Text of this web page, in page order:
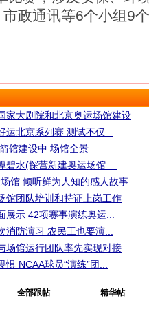
政通讯等6个小组9
家大剧院和北京奥运场馆建设
运北京系列赛 测试不仅...
馆建设中 场馆全景
碧水(探营新建奥运场馆 ...
馆 倾听鲜为人知的感人故事
馆团队培训和持证上岗工作
展示 42项赛事演练奥运...
消防演习 农民工也要演...
场馆运行团队率先实现对接
NCAA球员“演练”团...
全部跟帖 精华帖